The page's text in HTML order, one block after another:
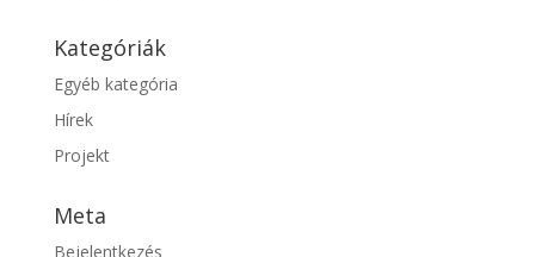
Kategóriák
Egyéb kategória
Hírek
Projekt
Meta
Bejelentkezés